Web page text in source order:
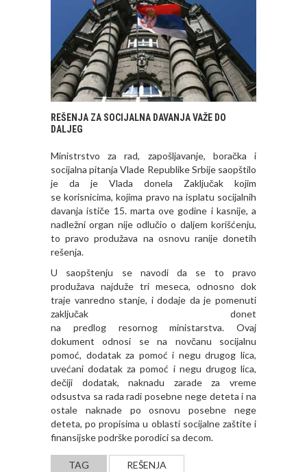
REŠENJA ZA SOCIJALNA DAVANJA VAŽE DO
DALJEG
Ministrstvo za rad, zapošljavanje, boračka i
socijalna pitanja Vlade Republike Srbije saopštilo
je da je Vlada donela Zaključak kojim
se korisnicima, kojima pravo na isplatu socijalnih
davanja ističe 15. marta ove godine i kasnije, a
nadležni organ nije odlučio o daljem korišćenju,
to pravo produžava na osnovu ranije donetih
rešenja.
U saopštenju se navodi da se to pravo
produžava najduže tri meseca, odnosno dok
traje vanredno stanje, i dodaje da je pomenuti
zaključak donet
na predlog resornog ministarstva. Ovaj
dokument odnosi se na novčanu socijalnu
pomoć, dodatak za pomoć i negu drugog lica,
uvećani dodatak za pomoć i negu drugog lica,
dečiji dodatak, naknadu zarade za vreme
odsustva sa rada radi posebne nege deteta i na
ostale naknade po osnovu posebne nege
deteta, po propisima u oblasti socijalne zaštite i
finansijske podrške porodici sa decom.
TAG
REŠENJA